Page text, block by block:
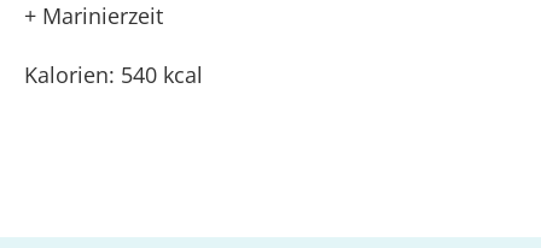
+ Marinierzeit
Kalorien: 540 kcal